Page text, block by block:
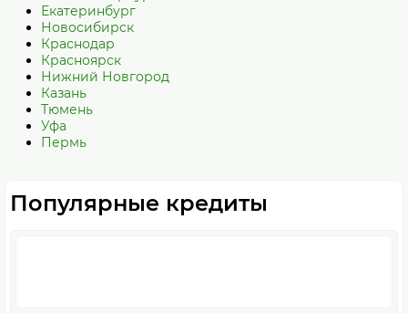
Екатеринбург
Новосибирск
Краснодар
Красноярск
Нижний Новгород
Казань
Тюмень
Уфа
Пермь
Популярные кредиты